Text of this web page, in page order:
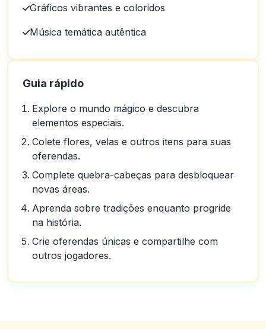
Gráficos vibrantes e coloridos
Música temática autêntica
Guia rápido
Explore o mundo mágico e descubra
elementos especiais.
Colete flores, velas e outros itens para suas
oferendas.
Complete quebra-cabeças para desbloquear
novas áreas.
Aprenda sobre tradições enquanto progride
na história.
Crie oferendas únicas e compartilhe com
outros jogadores.